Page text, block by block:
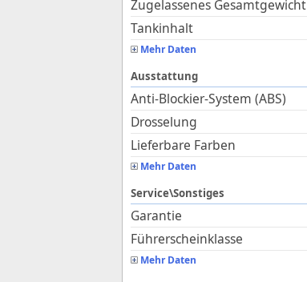
Zugelassenes Gesamtgewicht
Tankinhalt
Mehr Daten
Ausstattung
Anti-Blockier-System (ABS)
Drosselung
Lieferbare Farben
Mehr Daten
Service\Sonstiges
Garantie
Führerscheinklasse
Mehr Daten